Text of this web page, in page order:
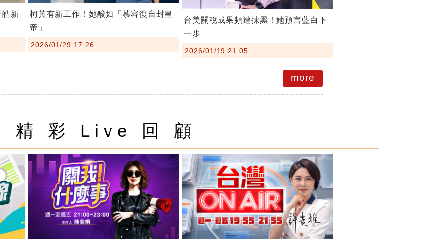
新
柯黃有新工作！她酸如「慕容復自封皇
帝」
2026/01/29 17:26
台美關稅成果頻遭抹黑！她預言藍白下
一步
2026/01/19 21:05
more
精 彩 Live 回 顧